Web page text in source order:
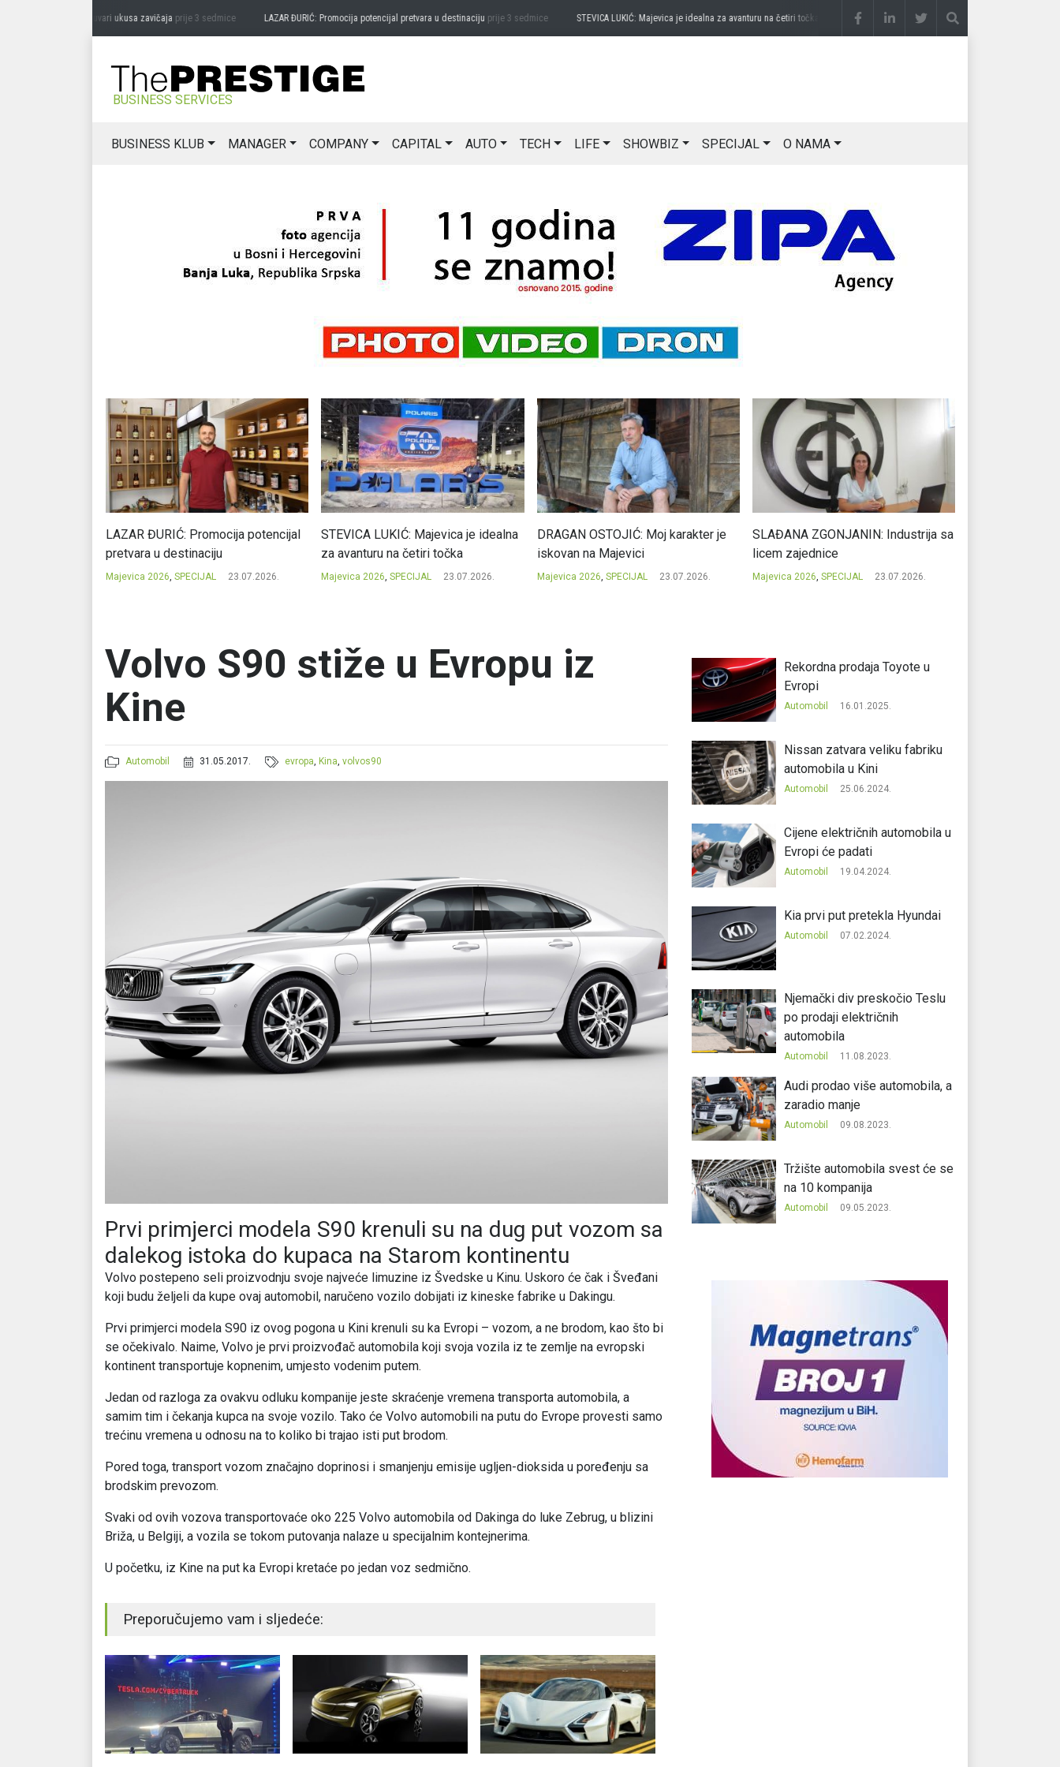
MIĆANOVIĆ: Čuvari ukusa zavičajaprije 3 sedmice LAZAR ĐURIĆ: Promocija potencijal pretvara u destinacijuprije 3 sedmice STEVICA LUKIĆ: Majevica je idealna za avanturu na četiri točkaprije 3 sedmice DRAGAN OSTOJIĆ: Moj karakter je
BUSINESS SERVICES
BUSINESS KLUB MANAGER COMPANY CAPITAL AUTO TECH LIFE SHOWBIZ SPECIJAL O NAMA
LAZAR ĐURIĆ: Promocija potencijal
pretvara u destinaciju
Majevica 2026, SPECIJAL 23.07.2026.
STEVICA LUKIĆ: Majevica je idealna
za avanturu na četiri točka
Majevica 2026, SPECIJAL 23.07.2026.
DRAGAN OSTOJIĆ: Moj karakter je
iskovan na Majevici
Majevica 2026, SPECIJAL 23.07.2026.
SLAĐANA ZGONJANIN: Industrija sa
licem zajednice
Majevica 2026, SPECIJAL 23.07.2026.
Volvo S90 stiže u Evropu iz
Kine
Automobil 31.05.2017. evropa, Kina,volvos90
Prvi primjerci modela S90 krenuli su na dug put vozom sa
dalekog istoka do kupaca na Starom kontinentu
Volvo postepeno seli proizvodnju svoje najveće limuzine iz Švedske u Kinu. Uskoro će čak i Šveđani
koji budu željeli da kupe ovaj automobil, naručeno vozilo dobijati iz kineske fabrike u Dakingu.
Prvi primjerci modela S90 iz ovog pogona u Kini krenuli su ka Evropi – vozom, a ne brodom, kao što bi
se očekivalo. Naime, Volvo je prvi proizvođač automobila koji svoja vozila iz te zemlje na evropski
kontinent transportuje kopnenim, umjesto vodenim putem.
Jedan od razloga za ovakvu odluku kompanije jeste skraćenje vremena transporta automobila, a
samim tim i čekanja kupca na svoje vozilo. Tako će Volvo automobili na putu do Evrope provesti samo
trećinu vremena u odnosu na to koliko bi trajao isti put brodom.
Pored toga, transport vozom značajno doprinosi i smanjenju emisije ugljen-dioksida u poređenju sa
brodskim prevozom.
Svaki od ovih vozova transportovaće oko 225 Volvo automobila od Dakinga do luke Zebrug, u blizini
Briža, u Belgiji, a vozila se tokom putovanja nalaze u specijalnim kontejnerima.
U početku, iz Kine na put ka Evropi kretaće po jedan voz sedmično.
Preporučujemo vam i sljedeće:
Rekordna prodaja Toyote u
Evropi
Automobil 16.01.2025.
Nissan zatvara veliku fabriku
automobila u Kini
Automobil 25.06.2024.
Cijene električnih automobila u
Evropi će padati
Automobil 19.04.2024.
Kia prvi put pretekla Hyundai
Automobil 07.02.2024.
Njemački div preskočio Teslu
po prodaji električnih
automobila
Automobil 11.08.2023.
Audi prodao više automobila, a
zaradio manje
Automobil 09.08.2023.
Tržište automobila svest će se
na 10 kompanija
Automobil 09.05.2023.